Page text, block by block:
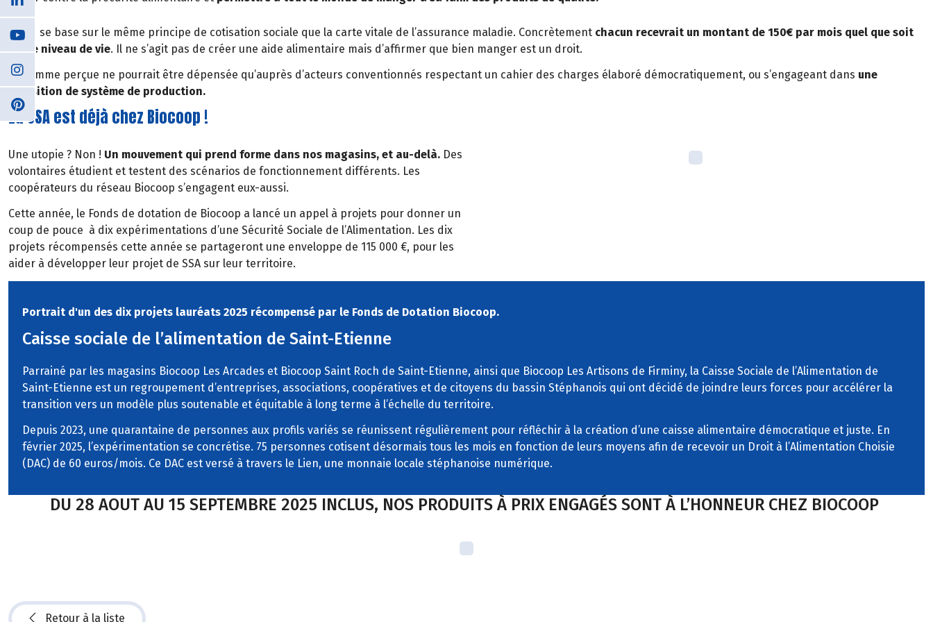
L’idée se base sur le même principe de cotisation sociale que la carte vitale de l’assurance maladie. Concrètement chacun recevrait un montant de 150€ par mois quel que soit
notre niveau de vie. Il ne s’agit pas de créer une aide alimentaire mais d’affirmer que bien manger est un droit.
La somme perçue ne pourrait être dépensée qu’auprès d’acteurs conventionnés respectant un cahier des charges élaboré démocratiquement, ou s’engageant dans une
transition de système de production.
La SSA est déjà chez Biocoop !
Une utopie ? Non ! Un mouvement qui prend forme dans nos magasins, et au-delà. Des
volontaires étudient et testent des scénarios de fonctionnement différents. Les
coopérateurs du réseau Biocoop s’engagent eux-aussi.
Cette année, le Fonds de dotation de Biocoop a lancé un appel à projets pour donner un
coup de pouce à dix expérimentations d’une Sécurité Sociale de l’Alimentation. Les dix
projets récompensés cette année se partageront une enveloppe de 115 000 €, pour les
aider à développer leur projet de SSA sur leur territoire.
Portrait d'un des dix projets lauréats 2025 récompensé par le Fonds de Dotation Biocoop.
Caisse sociale de l’alimentation de Saint-Etienne
Parrainé par les magasins Biocoop Les Arcades et Biocoop Saint Roch de Saint-Etienne, ainsi que Biocoop Les Artisons de Firminy, la Caisse Sociale de l’Alimentation de
Saint-Etienne est un regroupement d’entreprises, associations, coopératives et de citoyens du bassin Stéphanois qui ont décidé de joindre leurs forces pour accélérer la
transition vers un modèle plus soutenable et équitable à long terme à l’échelle du territoire.
Depuis 2023, une quarantaine de personnes aux profils variés se réunissent régulièrement pour réfléchir à la création d’une caisse alimentaire démocratique et juste. En
février 2025, l’expérimentation se concrétise. 75 personnes cotisent désormais tous les mois en fonction de leurs moyens afin de recevoir un Droit à l’Alimentation Choisie
(DAC) de 60 euros/mois. Ce DAC est versé à travers le Lien, une monnaie locale stéphanoise numérique.
DU 28 AOUT AU 15 SEPTEMBRE 2025 INCLUS, NOS PRODUITS À PRIX ENGAGÉS SONT À L’HONNEUR CHEZ BIOCOOP
Retour à la liste